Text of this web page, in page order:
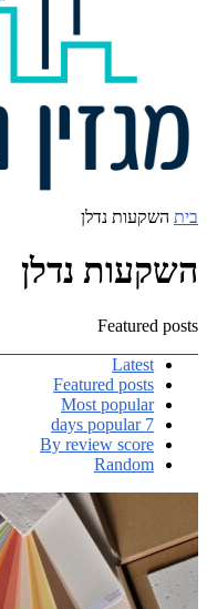
בית השקעות נדלן
השקעות נדלן
Featured posts
Latest
Featured posts
Most popular
7 days popular
By review score
Random